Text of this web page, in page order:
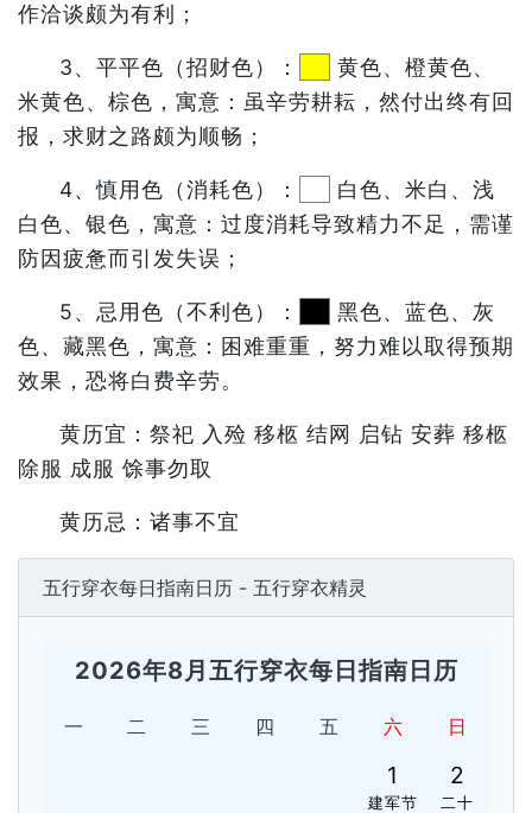
作洽谈颇为有利；
3、平平色（招财色）：
黄色、橙黄色、
米黄色、棕色，寓意：虽辛劳耕耘，然付出终有回
报，求财之路颇为顺畅；
4、慎用色（消耗色）：
白色、米白、浅
白色、银色，寓意：过度消耗导致精力不足，需谨
防因疲惫而引发失误；
5、忌用色（不利色）：
黑色、蓝色、灰
色、藏黑色，寓意：困难重重，努力难以取得预期
效果，恐将白费辛劳。
黄历宜：祭祀 入殓 移柩 结网 启钻 安葬 移柩
除服 成服 馀事勿取
黄历忌：诸事不宜
五行穿衣每日指南日历 - 五行穿衣精灵
2026年8月五行穿衣每日指南日历
一 二 三 四 五 六 日
1
建军节
2
二十